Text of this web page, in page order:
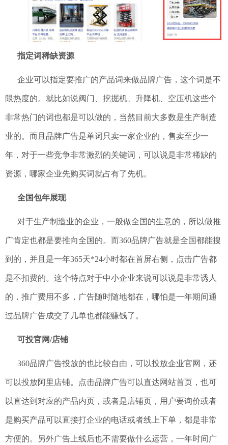
指定词稀缺资源
企业可以指定要推广的产品词来做品牌广告，这个词是不
限热度的。就比如说阀门、挖掘机、升降机、空压机这些个
非常热门的词也都是可以做的，当然目前大多数是生产制造
业的。而且品牌广告是单词只卖一家企业的，售卖至少一
年，对于一些竞争非常激烈的关键词，可以说是非常稀缺的
资源，哪家企业先购买词就占有了先机。
全国包年展现
对于生产制造业的企业，一般做全国的生意的，所以做推
广肯定也都是要推向全国的。而360品牌广告就是全国都能搜
到的，并且是一年365天*24小时都在首屏右侧，点击广告都
是不扣费的。这个特点对于中小企业来说可以说是非常诱人
的，推广费用不多，广告随时随地都在，哪怕是一年期间通
过品牌广告成交了几单也都能赚钱了。
可投官网/店铺
360品牌广告投放的也比较自由，可以投放企业官网，还
可以投放阿里店铺。点击品牌广告可以直达网站首页，也可
以直达到对应的产品内页，或者是店铺页，用户要询价或者
是购买产品可以直接打企业的电话或者线上下单，都是非常
方便的。另外广告上线后也不需要做什么运营，一年时间广